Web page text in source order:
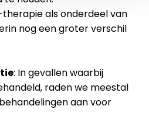
therapie als onderdeel van
nog een groter verschil
: In gevallen waarbij
raden we meestal
aan voor